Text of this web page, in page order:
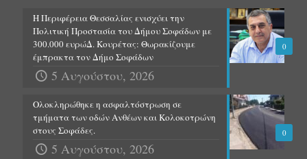
0
Η Περιφέρεια Θεσσαλίας ενισχύει την
Πολιτική Προστασία του Δήμου Σοφάδων με
300.000 ευρώΔ. Κουρέτας: Θωρακίζουμε
έμπρακτα τον Δήμο Σοφάδων
5 Αυγούστου, 2026
0
Ολοκληρώθηκε η ασφαλτόστρωση σε
τμήματα των οδών Ανθέων και Κολοκοτρώνη
στους Σοφάδες.
5 Αυγούστου, 2026